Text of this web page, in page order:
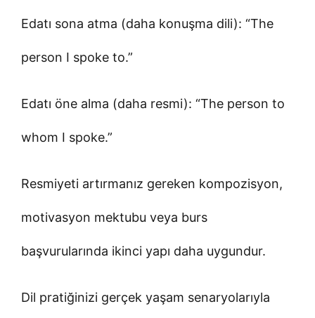
Edatı sona atma (daha konuşma dili): “The
person I spoke to.”
Edatı öne alma (daha resmi): “The person to
whom I spoke.”
Resmiyeti artırmanız gereken kompozisyon,
motivasyon mektubu veya burs
başvurularında ikinci yapı daha uygundur.
Dil pratiğinizi gerçek yaşam senaryolarıyla